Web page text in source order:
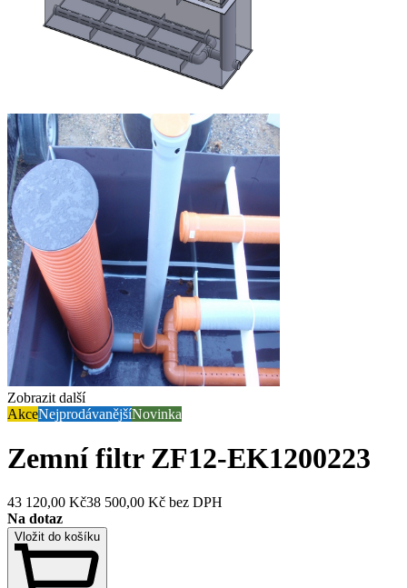
Zobrazit další
AkceNejprodávanějšíNovinka
Zemní filtr ZF12-EK1200223
43 120,00 Kč38 500,00 Kč bez DPH
Na dotaz
Vložit do košíku